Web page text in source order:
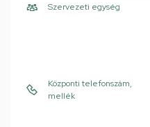
Szervezeti egység
Központi telefonszám,
mellék